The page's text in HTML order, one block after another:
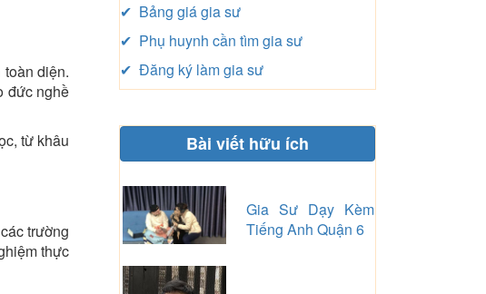
diện.
đức nghề
từ khâu
trường
thực
✔ Bảng giá gia sư
✔ Phụ huynh cần tìm gia sư
✔ Đăng ký làm gia sư
Bài viết hữu ích
Gia Sư Dạy Kèm
Tiếng Anh Quận 6